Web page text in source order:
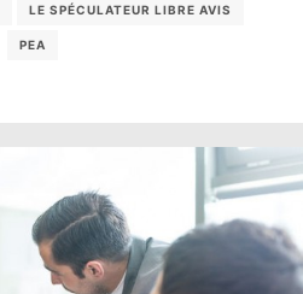
LE SPÉCULATEUR LIBRE AVIS
PEA